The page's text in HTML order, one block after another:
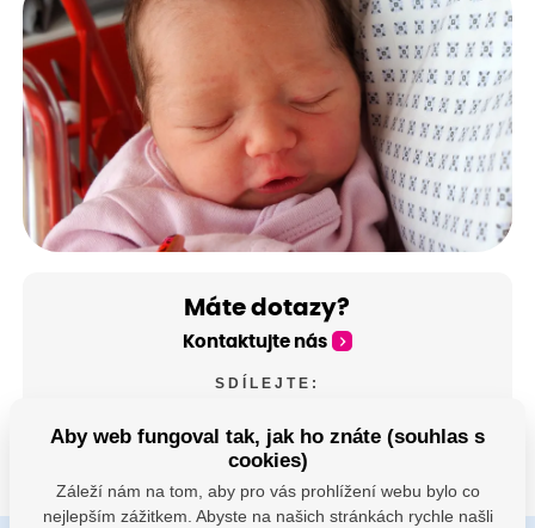
Máte dotazy?
Kontaktujte nás
SDÍLEJTE:
Aby web fungoval tak, jak ho znáte (souhlas s
cookies)
Záleží nám na tom, aby pro vás prohlížení webu bylo co
nejlepším zážitkem. Abyste na našich stránkách rychle našli